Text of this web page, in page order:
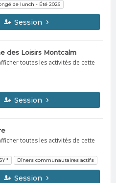
de lunch - Été 2026
Session
des Loisirs Montcalm
toutes les activités de cette
Session
toutes les activités de cette
Dîners communautaires actifs
Session